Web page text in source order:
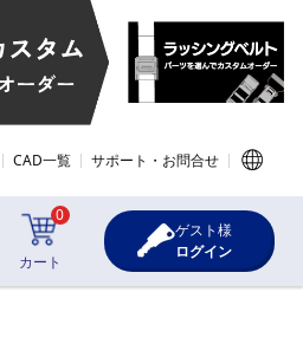
CAD一覧 サポート・お問合せ
0
カート
ゲスト様
ログイン